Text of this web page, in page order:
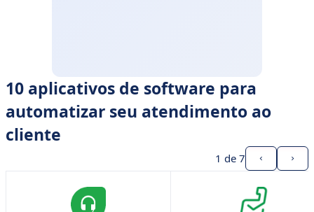
10 aplicativos de software para
automatizar seu atendimento ao
cliente
1 de 7